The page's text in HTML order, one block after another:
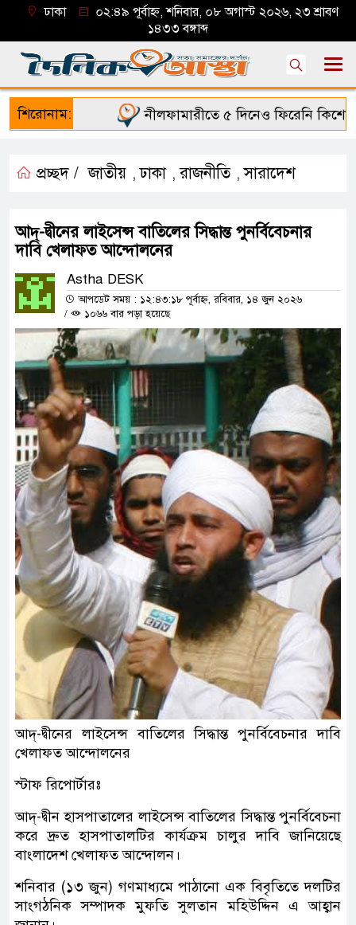
ঢাকা
০২:৪৯ পূর্বাহ্ন, শনিবার, ০৮ অগাস্ট ২০২৬, ২৩ শ্রাবণ
১৪৩৩ বঙ্গাব্দ
শিরোনাম: নীলফামারীতে ৫ দিনেও ফিরেনি কিশোর
প্রচ্ছদ / জাতীয় ,ঢাকা ,রাজনীতি ,সারাদেশ
আদ্-দ্বীনের লাইসেন্স বাতিলের সিদ্ধান্ত পুনর্বিবেচনার
দাবি খেলাফত আন্দোলনের
Astha DESK
আপডেট সময় : ১২:৪৩:১৮ পূর্বাহ্ন, রবিবার, ১৪ জুন ২০২৬
/
১০৬৬ বার পড়া হয়েছে
আদ্-দ্বীনের লাইসেন্স বাতিলের সিদ্ধান্ত পুনর্বিবেচনার দাবি
খেলাফত আন্দোলনের
স্টাফ রিপোর্টারঃ
আদ্-দ্বীন হাসপাতালের লাইসেন্স বাতিলের সিদ্ধান্ত পুনর্বিবেচনা
করে দ্রুত হাসপাতালটির কার্যক্রম চালুর দাবি জানিয়েছে
বাংলাদেশ খেলাফত আন্দোলন।
শনিবার (১৩ জুন) গণমাধ্যমে পাঠানো এক বিবৃতিতে দলটির
সাংগঠনিক সম্পাদক মুফতি সুলতান মহিউদ্দিন এ আহ্বান